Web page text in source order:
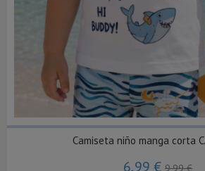
Camiseta niño manga corta
6,99 € 9,99 €